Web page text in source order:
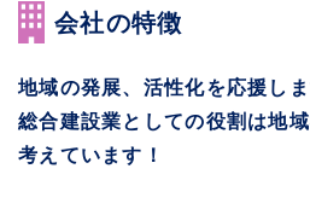
会社の特徴
地域の発展、活性化を応援しま
総合建設業としての役割は地
考えています！